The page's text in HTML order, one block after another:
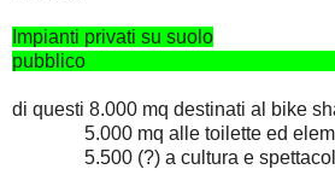
Impianti privati su suolo
pubblico
di questi 8.000 mq destinati al bike
5.000 mq alle toilette ed
5.500 (?) a cultura e